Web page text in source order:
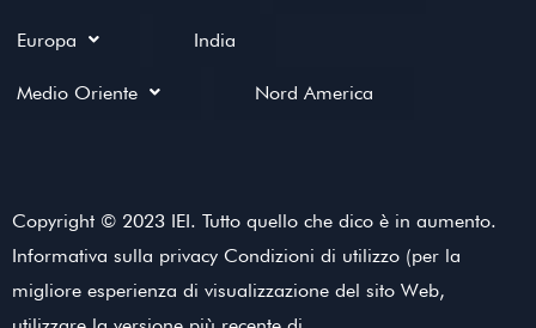
Europa India
Medio Oriente Nord America
Copyright © 2023 IEI. Tutto quello che dico è in aumento.
Informativa sulla privacy Condizioni di utilizzo (per la
migliore esperienza di visualizzazione del sito Web,